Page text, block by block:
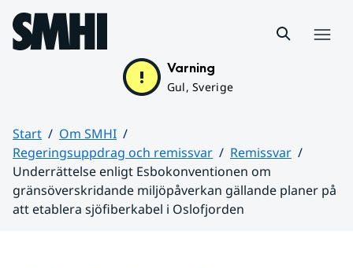
Hoppa till sidans innehåll
Varning
Gul, Sverige
Start
Om SMHI
Regeringsuppdrag och remissvar
Remissvar
Underrättelse enligt Esbokonventionen om
gränsöverskridande miljöpåverkan gällande planer på
att etablera sjöfiberkabel i Oslofjorden